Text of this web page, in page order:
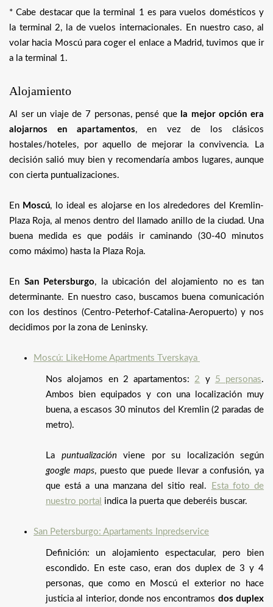
* Cabe destacar que la terminal 1 es para vuelos domésticos y
la terminal 2, la de vuelos internacionales. En nuestro caso, al
volar hacia Moscú para coger el enlace a Madrid, tuvimos que ir
a la terminal 1.
Alojamiento
Al ser un viaje de 7 personas, pensé que la mejor opción era
alojarnos en apartamentos, en vez de los clásicos
hostales/hoteles, por aquello de mejorar la convivencia. La
decisión salió muy bien y recomendaría ambos lugares, aunque
con cierta puntualizaciones.
En Moscú, lo ideal es alojarse en los alrededores del Kremlin-
Plaza Roja, al menos dentro del llamado anillo de la ciudad. Una
buena medida es que podáis ir caminando (30-40 minutos
como máximo) hasta la Plaza Roja.
En San Petersburgo, la ubicación del alojamiento no es tan
determinante. En nuestro caso, buscamos buena comunicación
con los destinos (Centro-Peterhof-Catalina-Aeropuerto) y nos
decidimos por la zona de Leninsky.
Moscú: LikeHome Apartments Tverskaya
Nos alojamos en 2 apartamentos: 2 y 5 personas.
Ambos bien equipados y con una localización muy
buena, a escasos 30 minutos del Kremlin (2 paradas de
metro).
La puntualización viene por su localización según
google maps, puesto que puede llevar a confusión, ya
que está a una manzana del sitio real.
Esta foto de
nuestro portal indica la puerta que deberéis buscar.
San Petersburgo: Apartaments Inpredservice
Definición: un alojamiento espectacular, pero bien
escondido. En este caso, eran dos duplex de 3 y 4
personas, que como en Moscú el exterior no hace
justicia al interior, donde nos encontramos dos duplex